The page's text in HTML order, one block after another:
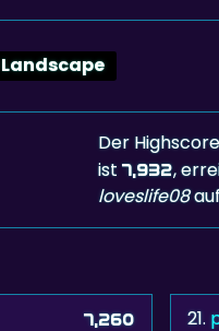
Landscape
Der
ist7,932,
loveslife08
7,260 21.